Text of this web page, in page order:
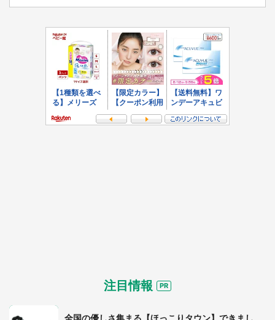
注目情報
全国の優しさ集まる【ほっこりタウン】できまし